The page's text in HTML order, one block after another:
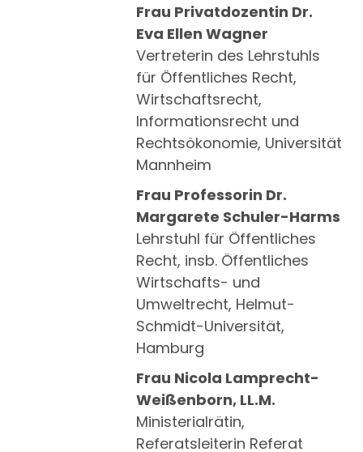
Frau Privatdozentin Dr.
Eva Ellen Wagner
Vertreterin des Lehrstuhls
für Öffentliches Recht,
Wirtschaftsrecht,
Informationsrecht und
Rechtsökonomie, Universität
Mannheim
Frau Professorin Dr.
Margarete Schuler-Harms
Lehrstuhl für Öffentliches
Recht, insb. Öffentliches
Wirtschafts- und
Umweltrecht, Helmut-
Schmidt-Universität,
Hamburg
Frau Nicola Lamprecht-
Weißenborn, LL.M.
Ministerialrätin,
Referatsleiterin Referat